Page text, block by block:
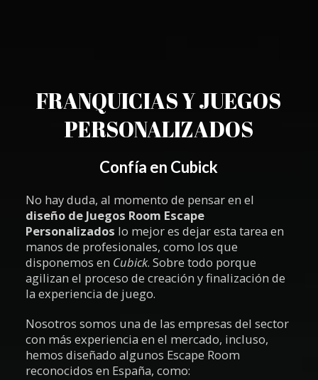
FRANQUICIAS Y JUEGOS
PERSONALIZADOS
Confía en Cubick
No hay duda, al momento de pensar en el
diseño de Juegos Room Escape
Personalizados lo mejor es dejar esta tarea en
manos de profesionales, como los que
disponemos en Cubick. Sobre todo porque
agilizan el proceso de creación y finalización de
la experiencia de juego.
Nosotros somos una de las empresas del sector
con más experiencia en el mercado, incluso,
hemos diseñado algunos Escape Room
reconocidos en España, como: